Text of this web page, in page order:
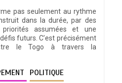
pas seulement au rythme
dans la durée, par des
assumées et une
futurs. C’est précisément
le Togo à travers la
POLITIQUE